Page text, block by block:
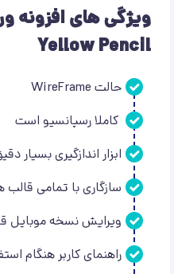
ویژگی های افزونه
Yellow Pencil
حالت WireFrame
کاملا رسپانسیو است
ابزار اندازگیری بسیار
سازگاری با تمامی قالب
ویرایش نسخه موبایل
راهنمای کاربر هنگام